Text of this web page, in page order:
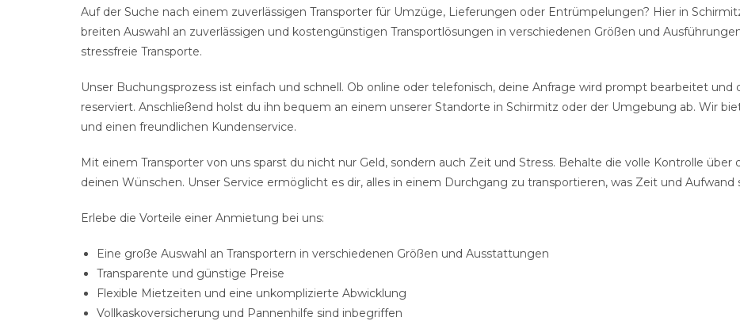
Auf der Suche nach einem zuverlässigen Transporter für Umzüge, Lieferungen oder Entrümpelungen? Hier in
breiten Auswahl an zuverlässigen und kostengünstigen Transportlösungen in verschiedenen Größen und
stressfreie Transporte.
Unser Buchungsprozess ist einfach und schnell. Ob online oder telefonisch, deine Anfrage wird prompt bearbeitet und
reserviert. Anschließend holst du ihn bequem an einem unserer Standorte in Schirmitz oder der Umgebung ab. Wir
und einen freundlichen Kundenservice.
Mit einem Transporter von uns sparst du nicht nur Geld, sondern auch Zeit und Stress. Behalte die volle Kontrolle über
deinen Wünschen. Unser Service ermöglicht es dir, alles in einem Durchgang zu transportieren, was Zeit und Aufwand
Erlebe die Vorteile einer Anmietung bei uns:
Eine große Auswahl an Transportern in verschiedenen Größen und Ausstattungen
Transparente und günstige Preise
Flexible Mietzeiten und eine unkomplizierte Abwicklung
Vollkaskoversicherung und Pannenhilfe sind inbegriffen